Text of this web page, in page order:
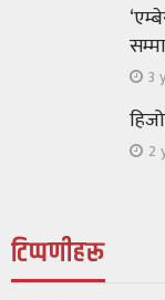
3
2
टिप्पणीहरू